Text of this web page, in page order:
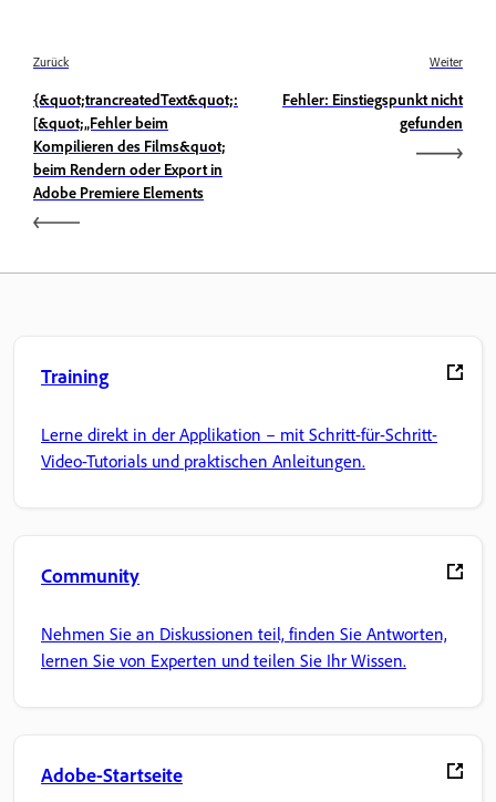
Zurück
{&quot;trancreatedText&quot;:
[&quot;„Fehler beim
Kompilieren des Films&quot;
beim Rendern oder Export in
Adobe Premiere Elements
Weiter
Fehler: Einstiegspunkt nicht
gefunden
Training
Lerne direkt in der Applikation – mit Schritt-für-Schritt-
Video-Tutorials und praktischen Anleitungen.
Community
Nehmen Sie an Diskussionen teil, finden Sie Antworten,
lernen Sie von Experten und teilen Sie Ihr Wissen.
Adobe-Startseite